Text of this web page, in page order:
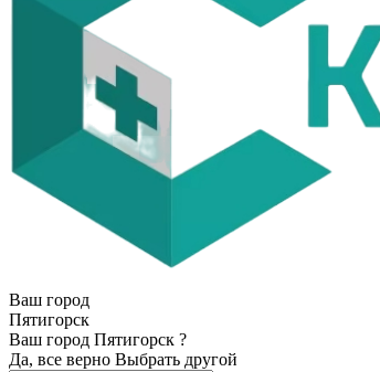
Ваш город
Пятигорск
Ваш город Пятигорск ?
Да, все верно Выбрать другой